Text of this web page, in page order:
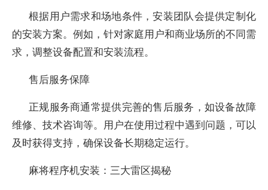
根据用户需求和场地条件，安装团队会提供定制化
的安装方案。例如，针对家庭用户和商业场所的不同需
求，调整设备配置和安装流程。
售后服务保障
正规服务商通常提供完善的售后服务，如设备故障
维修、技术咨询等。用户在使用过程中遇到问题，可以
及时获得支持，确保设备长期稳定运行。
麻将程序机安装：三大雷区揭秘